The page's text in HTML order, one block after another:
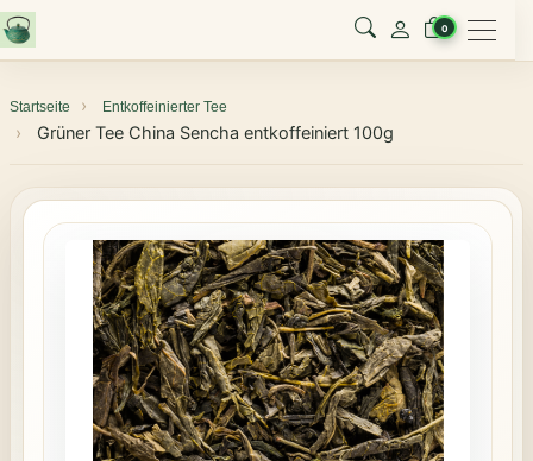
0 Menu
Startseite Entkoffeinierter Tee
Grüner Tee China Sencha entkoffeiniert 100g